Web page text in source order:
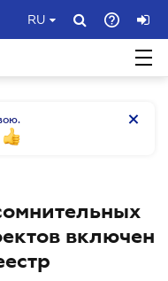
RU
включен